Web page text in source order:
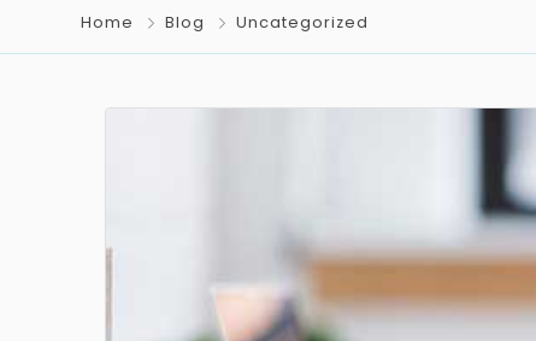
Home Blog Uncategorized